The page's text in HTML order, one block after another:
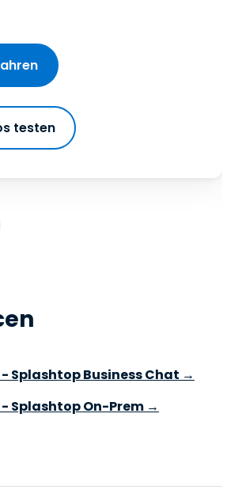
testen
Splashtop Business Chat →
Splashtop On-Prem →